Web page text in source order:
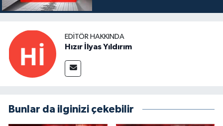
EDITÖR HAKKINDA
Hızır İlyas Yıldırım
Bunlar da ilginizi çekebilir